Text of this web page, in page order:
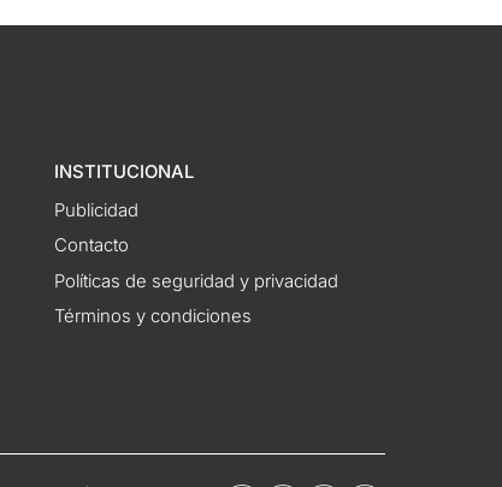
INSTITUCIONAL
Publicidad
Contacto
Políticas de seguridad y privacidad
Términos y condiciones